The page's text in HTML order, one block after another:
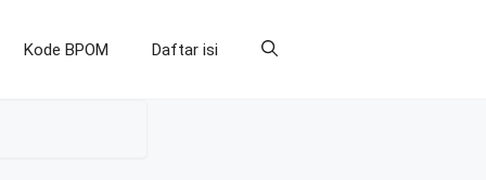
Kode BPOM Daftar isi